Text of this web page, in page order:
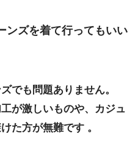
ンズを着て行ってもいい
でも問題ありません。
が激しいものや、カジュ
た方が無難です 。